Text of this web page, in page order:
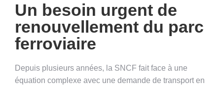
Un besoin urgent de
renouvellement du parc
ferroviaire
Depuis plusieurs années, la SNCF fait face à une
équation complexe avec une demande de transport en